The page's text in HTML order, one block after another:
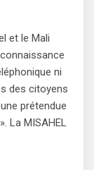
et le Mali
ni
des citoyens
prétendue
La MISAHEL